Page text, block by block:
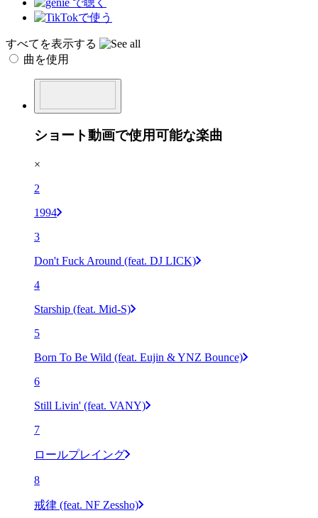
すべてを表示する
曲を使用
ショート動画で使用可能な楽曲
×
2
1994
3
Don't Fuck Around (feat. DJ LICK)
4
Starship (feat. Mid-S)
5
Born To Be Wild (feat. Eujin & YNZ Bounce)
6
Still Livin' (feat. VANY)
7
ロールプレイング
8
戒律 (feat. NF Zessho)